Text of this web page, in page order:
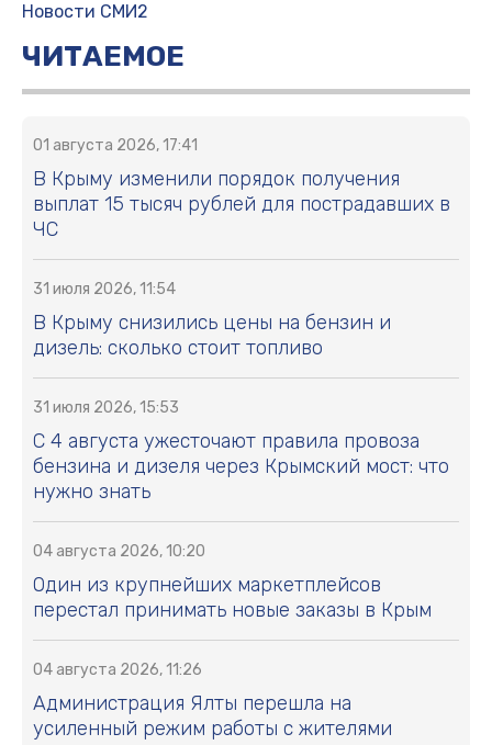
Новости СМИ2
ЧИТАЕМОЕ
01 августа 2026, 17:41
В Крыму изменили порядок получения
выплат 15 тысяч рублей для пострадавших в
ЧС
31 июля 2026, 11:54
В Крыму снизились цены на бензин и
дизель: сколько стоит топливо
31 июля 2026, 15:53
С 4 августа ужесточают правила провоза
бензина и дизеля через Крымский мост: что
нужно знать
04 августа 2026, 10:20
Один из крупнейших маркетплейсов
перестал принимать новые заказы в Крым
04 августа 2026, 11:26
Администрация Ялты перешла на
усиленный режим работы с жителями